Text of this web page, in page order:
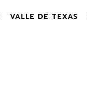
VALLE DE TEXAS